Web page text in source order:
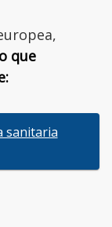
que
sanitaria